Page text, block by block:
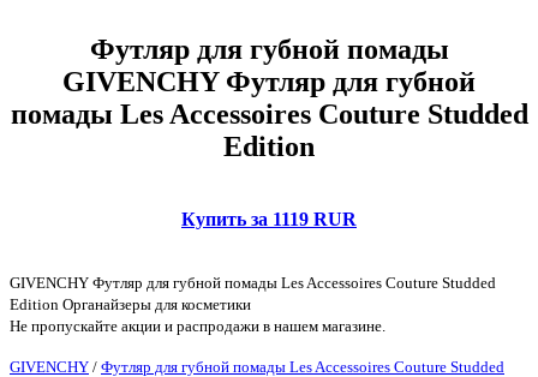
Футляр для губной помады
GIVENCHY Футляр для губной
помады Les Accessoires Couture Studded
Edition
Купить за 1119 RUR
GIVENCHY Футляр для губной помады Les Accessoires Couture Studded
Edition Органайзеры для косметики
Не пропускайте акции и распродажи в нашем магазине.
GIVENCHY / Футляр для губной помады Les Accessoires Couture Studded